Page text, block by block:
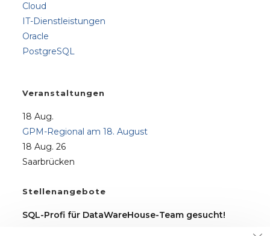
Cloud
IT-Dienstleistungen
Oracle
PostgreSQL
Veranstaltungen
18 Aug.
GPM-Regional am 18. August
18 Aug. 26
Saarbrücken
Stellenangebote
SQL-Profi für DataWareHouse-Team gesucht!